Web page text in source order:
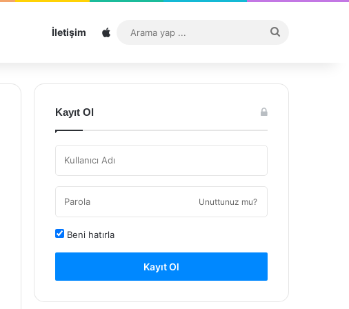
İletişim Sitemap
...
Kayıt Ol
Unuttunuz mu?
Beni hatırla
Kayıt Ol